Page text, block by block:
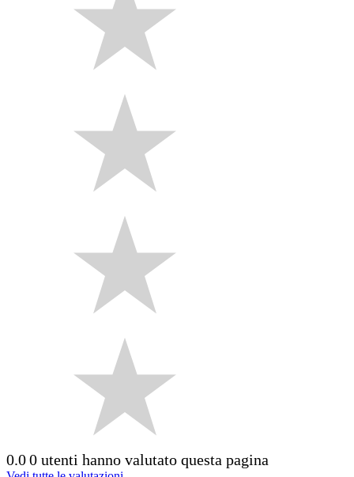
0.00 utenti hanno valutato questa pagina